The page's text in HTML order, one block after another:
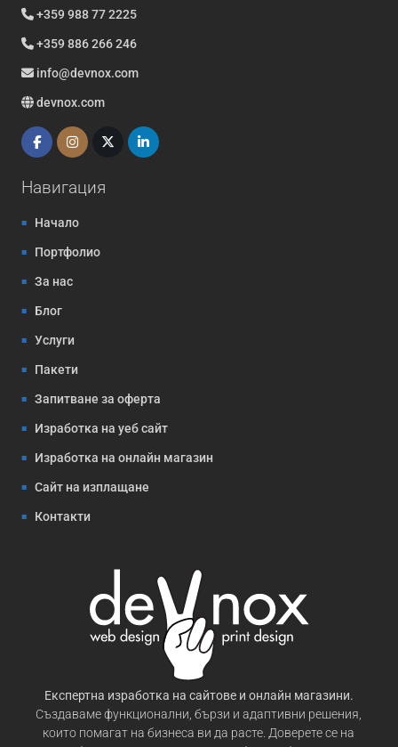
+359 988 77 2225
+359 886 266 246
info@devnox.com
devnox.com
Навигация
Начало
Портфолио
За нас
Блог
Услуги
Пакети
Запитване за оферта
Изработка на уеб сайт
Изработка на онлайн магазин
Сайт на изплащане
Контакти
Експертна изработка на сайтове и онлайн магазини.
Създаваме функционални, бързи и адаптивни решения,
които помагат на бизнеса ви да расте. Доверете се на